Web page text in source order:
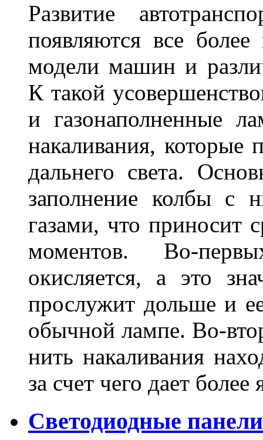
Развитие
появляются все
модели машин и
К такой
и газонаполненные
накаливания,
дальнего света.
заполнение колбы с
газами, что приносит
моментов. Во-
окисляется, а это
прослужит дольше и
обычной лампе. Во-
нить накаливания
за счет чего дает
Светодиодные